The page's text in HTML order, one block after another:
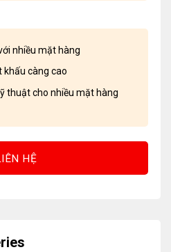
nhiều mặt hàng
khấu càng cao
thuật cho nhiều mặt hàng
HỆ